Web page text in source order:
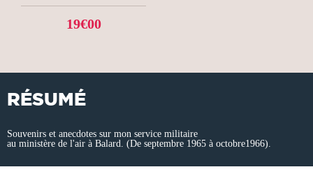
19€00
RÉSUMÉ
Souvenirs et anecdotes sur mon service militaire
au ministère de l'air à Balard. (De septembre 1965 à octobre1966).